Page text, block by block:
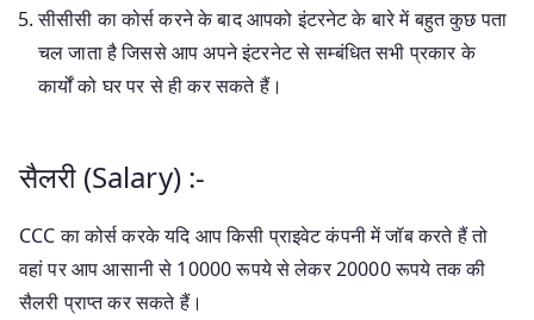
सीसीसी का कोर्स करने के बाद आपको इंटरनेट के बारे में बहुत कुछ पता
चल जाता है जिससे आप अपने इंटरनेट से सम्बंधित सभी प्रकार के
कार्यों को घर पर से ही कर सकते हैं।
सैलरी (Salary) :-
CCC का कोर्स करके यदि आप किसी प्राइवेट कंपनी में जॉब करते हैं तो
वहां पर आप आसानी से 10000 रूपये से लेकर 20000 रूपये तक की
सैलरी प्राप्त कर सकते हैं।